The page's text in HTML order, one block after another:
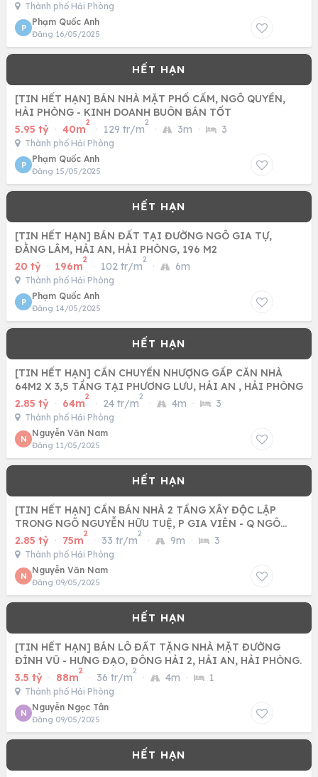
Thành phố Hải Phòng
P
Phạm Quốc Anh
Đăng 16/05/2025
[TIN HẾT HẠN] BÁN NHÀ MẶT PHỐ CẤM, NGÔ QUYỀN,
HẢI PHÒNG - KINH DOANH BUÔN BÁN TỐT
5.95 tỷ · 40m
2
· 129 tr/m
2
· 3m · 3
Thành phố Hải Phòng
P
Phạm Quốc Anh
Đăng 15/05/2025
[TIN HẾT HẠN] BÁN ĐẤT TẠI ĐƯỜNG NGÔ GIA TỰ,
ĐẰNG LÂM, HẢI AN, HẢI PHÒNG, 196 M2
20 tỷ · 196m
2
· 102 tr/m
2
· 6m
Thành phố Hải Phòng
P
Phạm Quốc Anh
Đăng 14/05/2025
[TIN HẾT HẠN] CẦN CHUYỂN NHƯỢNG GẤP CĂN NHÀ
64M2 X 3,5 TẦNG TẠI PHƯƠNG LƯU, HẢI AN , HẢI PHÒNG
2.85 tỷ · 64m
2
· 24 tr/m
2
· 4m · 3
Thành phố Hải Phòng
N
Nguyễn Văn Nam
Đăng 11/05/2025
[TIN HẾT HẠN] CẦN BÁN NHÀ 2 TẦNG XÂY ĐỘC LẬP
TRONG NGÕ NGUYỄN HỮU TUỆ, P GIA VIÊN - Q NGÔ
QUYỀN, TP HẢI PHÒNG
2.85 tỷ · 75m
2
· 33 tr/m
2
· 9m · 3
Thành phố Hải Phòng
N
Nguyễn Văn Nam
Đăng 09/05/2025
[TIN HẾT HẠN] BÁN LÔ ĐẤT TẶNG NHÀ MẶT ĐƯỜNG
ĐÌNH VŨ - HƯNG ĐẠO, ĐÔNG HẢI 2, HẢI AN, HẢI PHÒNG.
3.5 tỷ · 88m
2
· 36 tr/m
2
· 4m · 1
Thành phố Hải Phòng
N
Nguyễn Ngọc Tân
Đăng 09/05/2025